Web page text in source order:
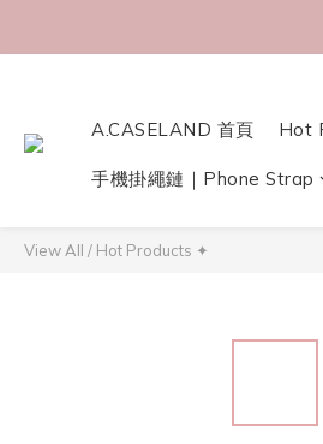
A.CASELAND 首頁 Hot
手機掛繩鏈｜Phone Strap
View All / Hot Products ✦